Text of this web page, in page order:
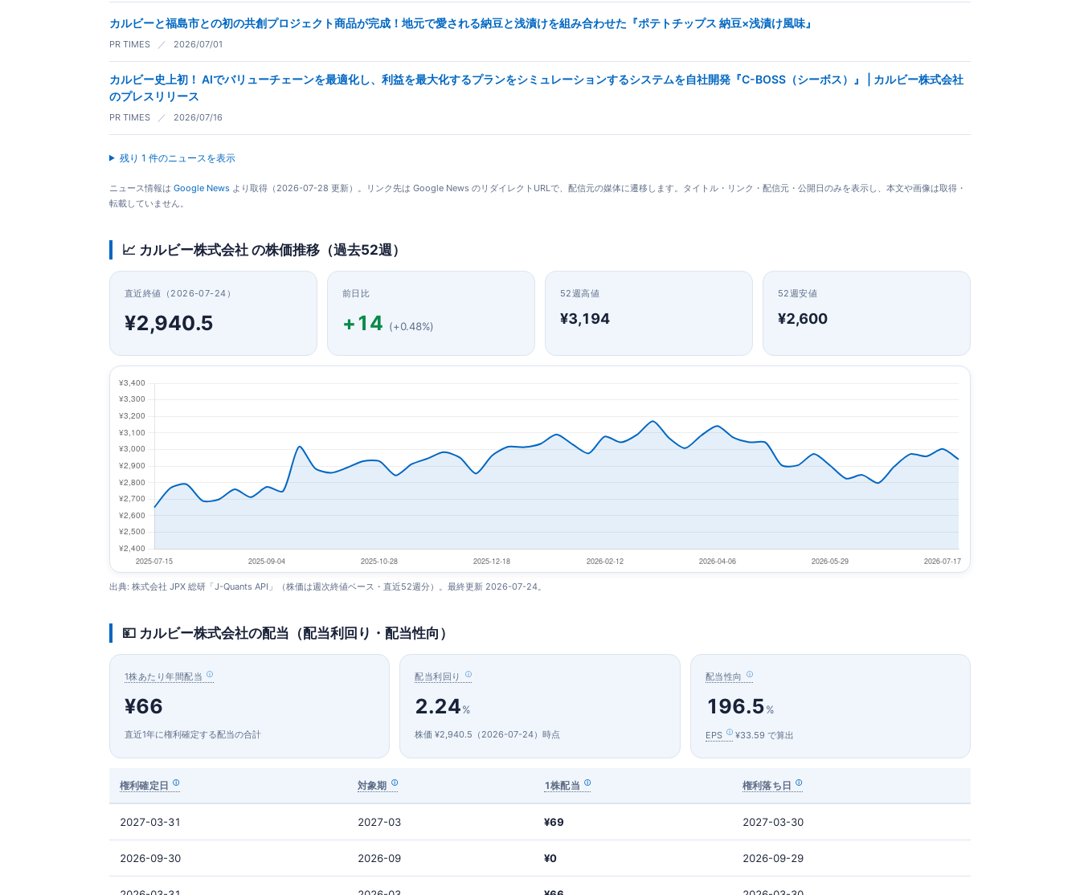
カルビーと福島市との初の共創プロジェクト商品が完成！地元で愛される納豆と浅漬けを組み合わせた『ポテトチップス 納豆×浅漬け風味』
PR TIMES ／ 2026/07/01
カルビー史上初！ AIでバリューチェーンを最適化し、利益を最大化するプランをシミュレーションするシステムを自社開発『C-BOSS（シーボス）』 | カルビー株式会社
のプレスリリース
PR TIMES ／ 2026/07/16
残り 1 件のニュースを表示
ニュース情報は Google News より取得（2026-07-28 更新）。リンク先は Google News のリダイレクトURLで、配信元の媒体に遷移します。タイトル・リンク・配信元・公開日のみを表示し、本文や画像は取得・
転載していません。
📈 カルビー株式会社 の株価推移（過去52週）
直近終値（2026-07-24）
¥2,940.5
前日比
+14 (+0.48%)
52週高値
¥3,194
52週安値
¥2,600
出典: 株式会社 JPX 総研「J-Quants API」（株価は週次終値ベース・直近52週分）。最終更新 2026-07-24。
💴 カルビー株式会社の配当（配当利回り・配当性向）
1株あたり年間配当
¥66
直近1年に権利確定する配当の合計
配当利回り
2.24%
株価 ¥2,940.5（2026-07-24）時点
配当性向
196.5%
EPS ¥33.59 で算出
権利確定日 対象期 1株配当 権利落ち日
2027-03-31 2027-03 ¥69 2027-03-30
2026-09-30 2026-09 ¥0 2026-09-29